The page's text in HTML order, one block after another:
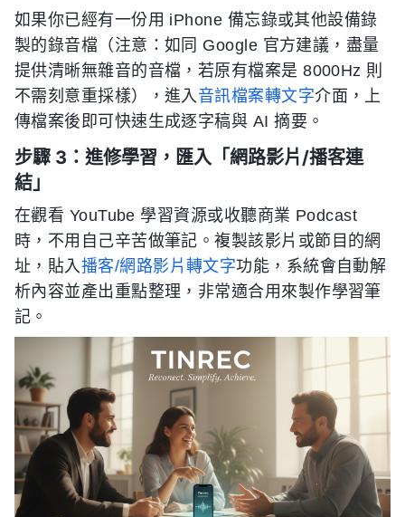
如果你已經有一份用 iPhone 備忘錄或其他設備錄
製的錄音檔（注意：如同 Google 官方建議，盡量
提供清晰無雜音的音檔，若原有檔案是 8000Hz 則
不需刻意重採樣），進入音訊檔案轉文字介面，上
傳檔案後即可快速生成逐字稿與 AI 摘要。
步驟 3：進修學習，匯入「網路影片/播客連
結」
在觀看 YouTube 學習資源或收聽商業 Podcast
時，不用自己辛苦做筆記。複製該影片或節目的網
址，貼入播客/網路影片轉文字功能，系統會自動解
析內容並產出重點整理，非常適合用來製作學習筆
記。